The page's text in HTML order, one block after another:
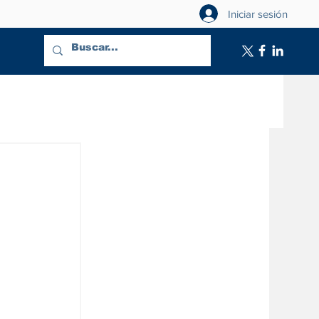
Iniciar sesión